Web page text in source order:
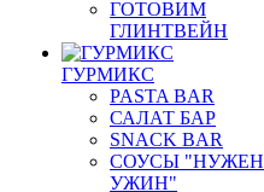
ГОТОВИМ
ГЛИНТВЕЙН
ГУРМИКС
PASTA BAR
САЛАТ БАР
SNACK BAR
СОУСЫ "НУЖЕН
УЖИН"